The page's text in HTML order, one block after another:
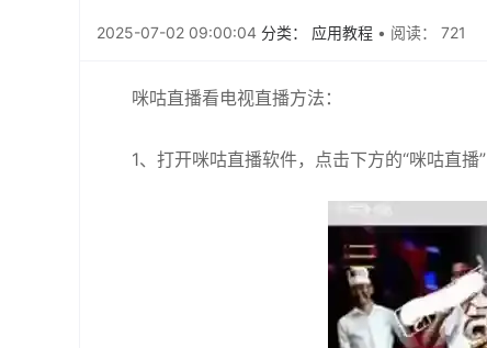
2025-07-02 09:00:04 分类： 应用教程 • 阅读： 721
咪咕直播看电视直播方法：
1、打开咪咕直播软件，点击下方的“咪咕直播”